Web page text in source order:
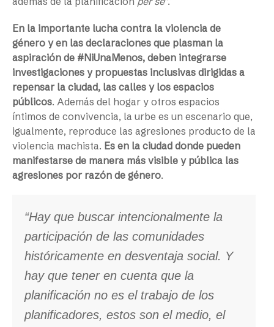
En la importante lucha contra la violencia de
género y en las declaraciones que plasman la
aspiración de #NiUnaMenos, deben integrarse
investigaciones y propuestas inclusivas dirigidas a
repensar la ciudad, las calles y los espacios
públicos. Además del hogar y otros espacios
íntimos de convivencia, la urbe es un escenario que,
igualmente, reproduce las agresiones producto de la
violencia machista. Es en la ciudad donde pueden
manifestarse de manera más visible y pública las
agresiones por razón de género.
“Hay que buscar intencionalmente la
participación de las comunidades
históricamente en desventaja social. Y
hay que tener en cuenta que la
planificación no es el trabajo de los
planificadores, estos son el medio, el